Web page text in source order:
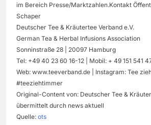
im Bereich Presse/Marktzahlen.Kontakt
Schaper
Deutscher Tee & Kräutertee Verband e.V.
German Tea & Herbal Infusions Association
Sonninstraße 28 | 20097 Hamburg
Tel: +49 40 23 60 16-12 | Mobil: + 49 151 541
Web: www.teeverband.de | Instagram: Tee
#teeziehtimmer
Original-Content von: Deutscher Tee &
übermittelt durch news aktuell
Quelle: ots